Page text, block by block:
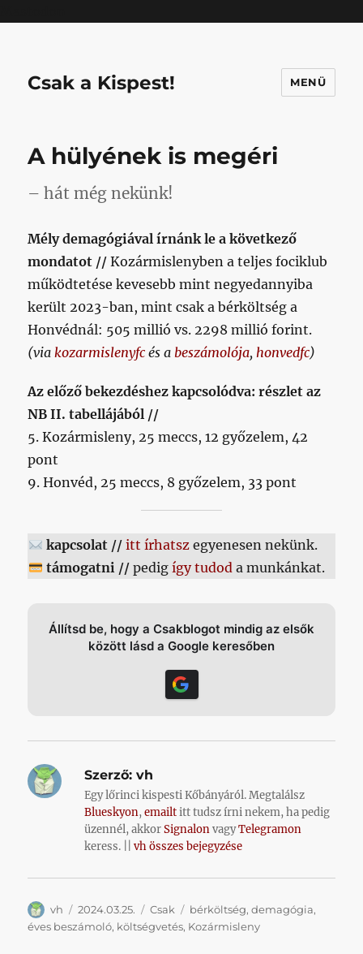
Csak a Kispest! MENÜ
A hülyének is megéri
– hát még nekünk!
Mély demagógiával írnánk le a következő
mondatot // Kozármislenyben a teljes fociklub
működtetése kevesebb mint negyedannyiba
került 2023-ban, mint csak a bérköltség a
Honvédnál: 505 millió vs. 2298 millió forint.
(viakozarmislenyfc és abeszámolója,honvedfc)
Az előző bekezdéshez kapcsolódva: részlet az
NB II. tabellájából //
5. Kozármisleny, 25 meccs, 12 győzelem, 42
pont
9. Honvéd, 25 meccs, 8 győzelem, 33 pont
kapcsolat // itt írhatszegyenesen nekünk.
támogatni //pedig így tudoda munkánkat.
Állítsd be, hogy a Csakblogot mindig az elsők
között lásd a Google keresőben
Szerző: vh
Egy lőrinci kispesti Kőbányáról. Megtalálsz
Blueskyon,emailtitt tudsz írni nekem, ha pedig
üzennél, akkorSignalonvagyTelegramon
keress. ||vh összes bejegyzése
Szerző
vh Közzétéve
2024.03.25. Kategória
Csak Címke
bérköltség,demagógia,
éves beszámoló, költségvetés, Kozármisleny